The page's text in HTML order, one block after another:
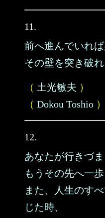
11.
前へ進んでいれば
その壁を突き破れ
（ 土光敏夫 ）
（ Dokou Toshio ）
12.
あなたが行きづま
もうその先へ一
また、人生のす
じた時、